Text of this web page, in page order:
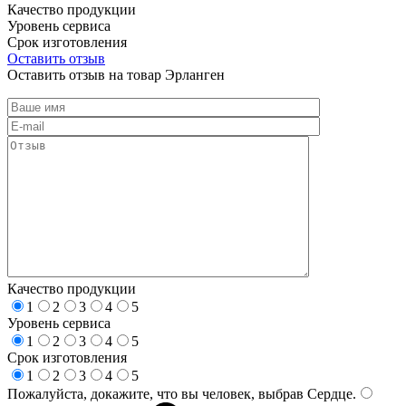
Качество продукции
Уровень сервиса
Срок изготовления
Оставить отзыв
Оставить отзыв на товар Эрланген
Качество продукции
1
2 3 4
5
Уровень сервиса
1
2 3 4
5
Срок изготовления
1
2 3 4
5
Пожалуйста, докажите, что вы человек, выбрав Сердце.